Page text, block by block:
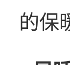
的保